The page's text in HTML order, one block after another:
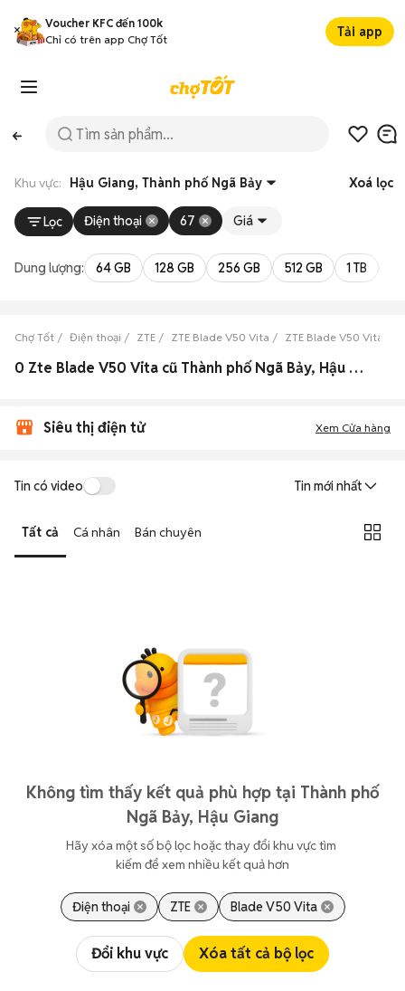
Voucher KFC đến 100k
Chỉ có trên app Chợ Tốt
Tải app
Khu vực: Hậu Giang, Thành phố Ngã Bảy Xoá lọc
Lọc Điện thoại 67 Giá
Dung lượng: 64 GB 128 GB 256 GB 512 GB 1 TB
Chợ Tốt Điện thoại ZTE ZTE Blade V50 Vita ZTE Blade V50 Vita
0 Zte Blade V50 Vita cũ Thành phố Ngã Bảy, Hậu Giang đẹp
Siêu thị điện tử Xem Cửa hàng
Tin có video Tin mới nhất
Tất cả Cá nhân Bán chuyên
Không tìm thấy kết quả phù hợp tại Thành phố
Ngã Bảy, Hậu Giang
Hãy xóa một số bộ lọc hoặc thay đổi khu vực tìm
kiếm để xem nhiều kết quả hơn
Điện thoại ZTE Blade V50 Vita
Đổi khu vực Xóa tất cả bộ lọc